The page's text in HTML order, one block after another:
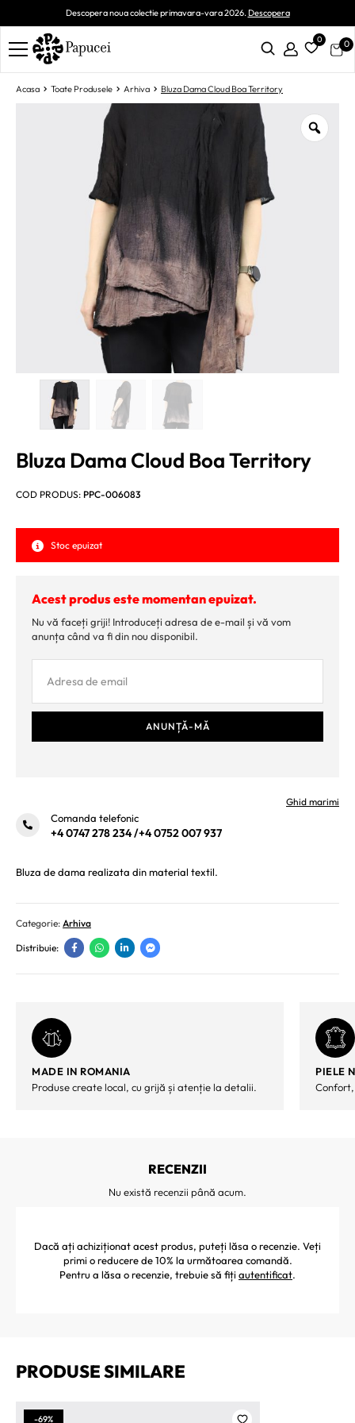
Descopera noua colectie primavara-vara 2026.Descopera
0 0
Acasa Toate Produsele Arhiva Bluza Dama Cloud Boa Territory
Bluza Dama Cloud Boa Territory
COD PRODUS: PPC-006083
Stoc epuizat
Acest produs este momentan epuizat.
Nu vă faceți griji! Introduceți adresa de e-mail și vă vom
anunța când va fi din nou disponibil.
Ghid marimi
Comanda telefonic
+4 0747 278 234/+4 0752 007 937
Bluza de dama realizata din material textil.
Categorie: Arhiva
Distribuie:
MADE IN ROMANIA
Produse create local, cu grijă și atenție la detalii.
PIELE
RECENZII
Nu există recenzii până acum.
Dacă ați achiziționat acest produs, puteți lăsa o recenzie. Veți
primi o reducere de 10% la următoarea comandă.
Pentru a lăsa o recenzie, trebuie să fiți autentificat.
PRODUSE SIMILARE
-69%